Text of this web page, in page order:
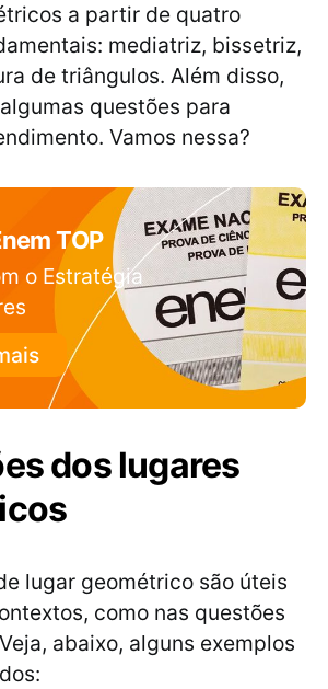
a partir de quatro
mediatriz, bissetriz,
de triângulos. Além disso,
questões para
Vamos nessa?
TOP
o Estratégia
dos lugares
lugar geométrico são úteis
como nas questões
abaixo, alguns exemplos